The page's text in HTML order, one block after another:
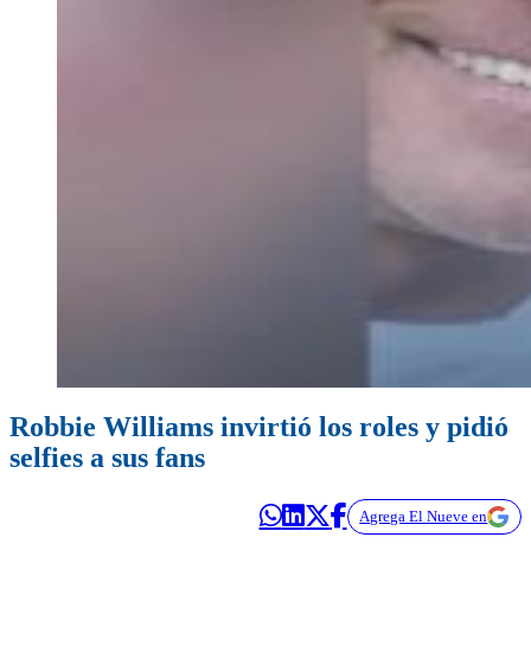
Robbie Williams invirtió los roles y pidió
selfies a sus fans
Agrega El Nueve en